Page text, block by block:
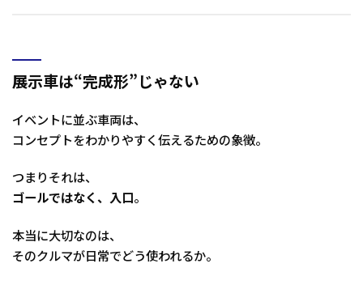
展示車は“完成形”じゃない
イベントに並ぶ車両は、
コンセプトをわかりやすく伝えるための象徴。
つまりそれは、
ゴールではなく、入口。
本当に大切なのは、
そのクルマが日常でどう使われるか。